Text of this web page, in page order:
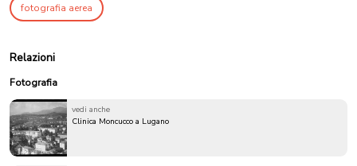
fotografia aerea
Relazioni
Fotografia
vedi anche
Clinica Moncucco a Lugano